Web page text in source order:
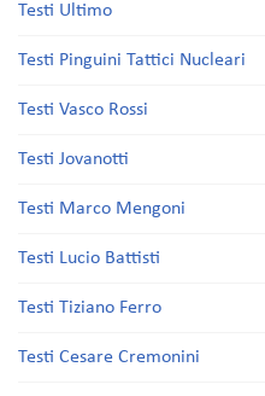
Testi Ultimo
Testi Pinguini Tattici Nucleari
Testi Vasco Rossi
Testi Jovanotti
Testi Marco Mengoni
Testi Lucio Battisti
Testi Tiziano Ferro
Testi Cesare Cremonini